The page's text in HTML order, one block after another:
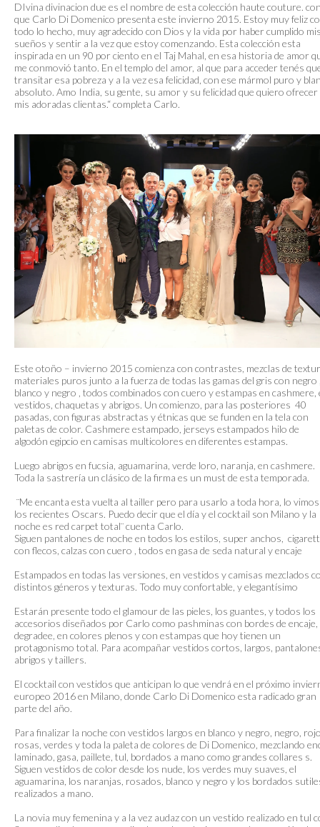
DIvina divinacion due es el nombre de esta colección haute couture.
que Carlo Di Domenico presenta este invierno 2015. Estoy muy feliz
todo lo hecho, muy agradecido con Dios y la vida por haber cumplido
sueños y sentir a la vez que estoy comenzando. Esta colección esta
inspirada en un 90 por ciento en el Taj Mahal, en esa historia de amor
me conmovió tanto. En el templo del amor, al que para acceder tenés
transitar esa pobreza y a la vez esa felicidad, con ese mármol puro y
absoluto. Amo India, su gente, su amor y su felicidad que quiero ofrecer
mis adoradas clientas.“ completa Carlo.
Este otoño – invierno 2015 comienza con contrastes, mezclas de
materiales puros junto a la fuerza de todas las gamas del gris con negro
blanco y negro , todos combinados con cuero y estampas en cashmere,
vestidos, chaquetas y abrigos. Un comienzo, para las posteriores 40
pasadas, con figuras abstractas y étnicas que se funden en la tela con
paletas de color. Cashmere estampado, jerseys estampados hilo de
algodón egipcio en camisas multicolores en diferentes estampas.
Luego abrigos en fucsia, aguamarina, verde loro, naranja, en cashmere.
Toda la sastrería un clásico de la firma es un must de esta temporada.
¨Me encanta esta vuelta al tailler pero para usarlo a toda hora, lo
los recientes Oscars. Puedo decir que el día y el cocktail son Milano y la
noche es red carpet total¨ cuenta Carlo.
Siguen pantalones de noche en todos los estilos, super anchos,
con flecos, calzas con cuero , todos en gasa de seda natural y encaje
Estampados en todas las versiones, en vestidos y camisas mezclados
distintos géneros y texturas. Todo muy confortable, y elegantísimo
Estarán presente todo el glamour de las pieles, los guantes, y todos los
accesorios diseñados por Carlo como pashminas con bordes de encaje,
degradee, en colores plenos y con estampas que hoy tienen un
protagonismo total. Para acompañar vestidos cortos, largos,
abrigos y taillers.
El cocktail con vestidos que anticipan lo que vendrá en el próximo
europeo 2016 en Milano, donde Carlo Di Domenico esta radicado gran
parte del año.
Para finalizar la noche con vestidos largos en blanco y negro, negro,
rosas, verdes y toda la paleta de colores de Di Domenico, mezclando
laminado, gasa, paillete, tul, bordados a mano como grandes collares s.
Siguen vestidos de color desde los nude, los verdes muy suaves, el
aguamarina, los naranjas, rosados, blanco y negro y los bordados
realizados a mano.
La novia muy femenina y a la vez audaz con un vestido realizado en tul